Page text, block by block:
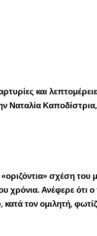
και
Ναταλία
σχέση του
χρόνια. Ανέφερε ότι
τον ομιλητή,